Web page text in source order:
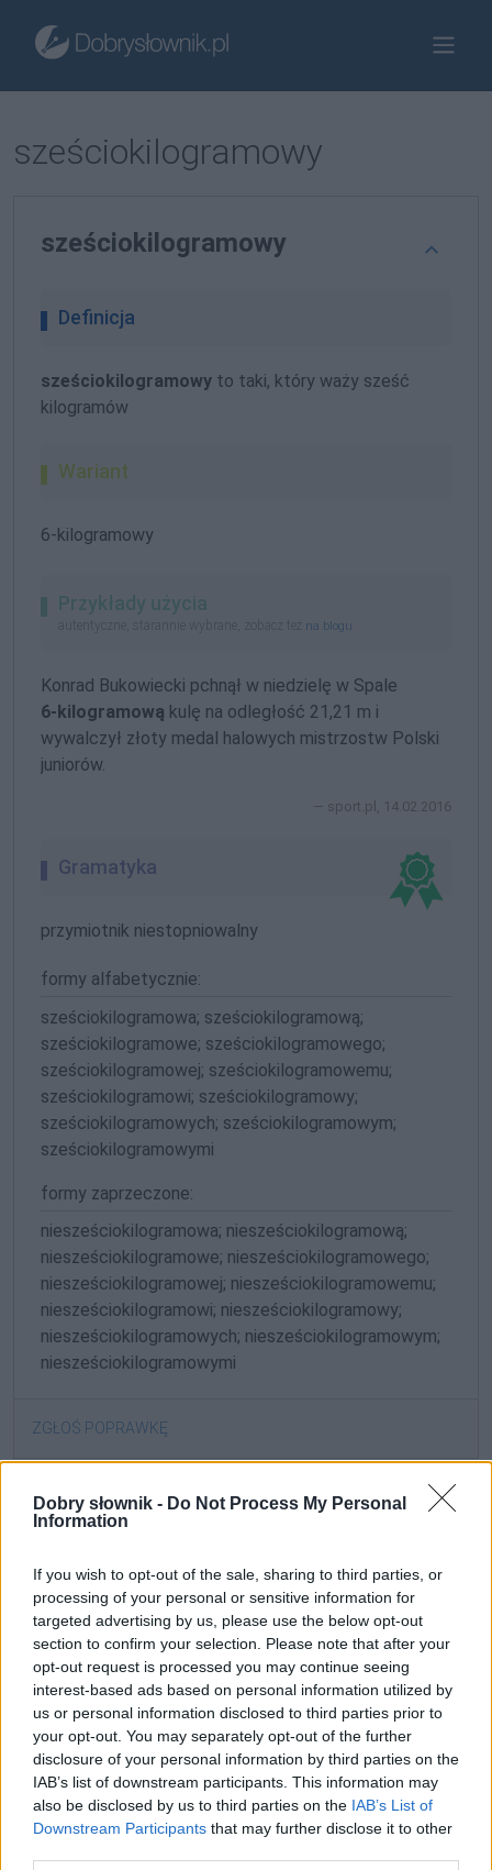
Dobry słownik - Do Not Process My Personal
Information
If you wish to opt-out of the sale, sharing to third parties, or
processing of your personal or sensitive information for
targeted advertising by us, please use the below opt-out
section to confirm your selection. Please note that after your
opt-out request is processed you may continue seeing
interest-based ads based on personal information utilized by
us or personal information disclosed to third parties prior to
your opt-out. You may separately opt-out of the further
disclosure of your personal information by third parties on the
IAB’s list of downstream participants. This information may
also be disclosed by us to third parties on the IAB’s List of
Downstream Participants that may further disclose it to other
sześciokilogramowy
sześciokilogramowy
Definicja
sześciokilogramowy to taki, który waży sześć
kilogramów
Wariant
6-kilogramowy
Przykłady użycia
autentyczne, starannie wybrane, zobacz też na blogu
Konrad Bukowiecki pchnął w niedzielę w Spale
6-kilogramową kulę na odległość 21,21 m i
wywalczył złoty medal halowych mistrzostw Polski
juniorów.
sport.pl, 14.02.2016
Gramatyka
przymiotnik niestopniowalny
formy alfabetycznie:
sześciokilogramowa; sześciokilogramową;
sześciokilogramowe; sześciokilogramowego;
sześciokilogramowej; sześciokilogramowemu;
sześciokilogramowi; sześciokilogramowy;
sześciokilogramowych; sześciokilogramowym;
sześciokilogramowymi
formy zaprzeczone:
niesześciokilogramowa; niesześciokilogramową;
niesześciokilogramowe; niesześciokilogramowego;
niesześciokilogramowej; niesześciokilogramowemu;
niesześciokilogramowi; niesześciokilogramowy;
niesześciokilogramowych; niesześciokilogramowym;
niesześciokilogramowymi
ZGŁOŚ POPRAWKĘ
Pozostały wątpliwości? Brakuje czegoś w haśle?
Zobacz, co zyskują abonenci Dobrego słownika.
SPRAWDŹ